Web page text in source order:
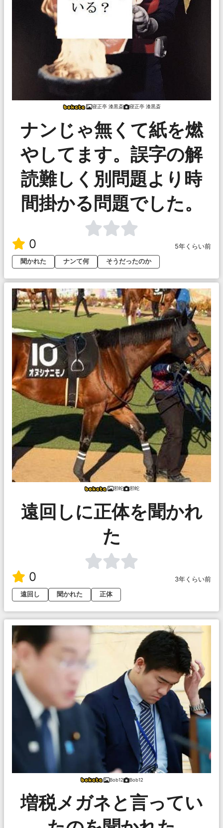
寝正亭 漆黒斎 寝正亭 漆黒斎
ナンじゃ無くて紙を燃
やしてます。誤字の解
読難しく別問題より時
間掛かる問題でした。
0
5年くらい前
聞かれた
ナンて何 そうだったのか
邪蛇 邪蛇
遠回しに正体を聞かれ
た
0
3年くらい前
遠回し
聞かれた 正体
Bob12 Bob12
増税メガネと言ってい